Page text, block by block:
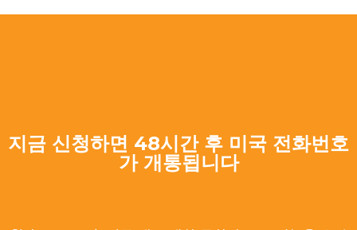
지금 신청하면 48시간 후 미국 전화번호
가 개통됩니다